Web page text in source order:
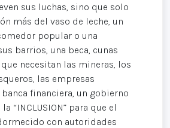
sus luchas, sino que solo
más del vaso de leche, un
popular o una
barrios, una beca, cunas
que necesitan las mineras, los
las empresas
financiera, un gobierno
“INCLUSION” para que el
con autoridades